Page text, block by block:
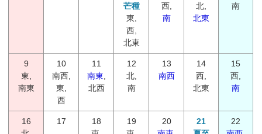
芒種
東,
西,
北東
西,
南
北,
北東
南
9
東,
南東
10
南西,
東,
西
11
南東
北西
12
北,
南
13
南西
14
西,
北東
15
西,
南
16
17
18
19
20
21
22